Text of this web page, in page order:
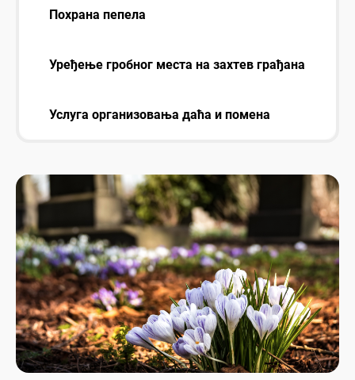
Похрана пепела
Уређење гробног места на захтев грађана
Услуга организовања даћа и помена